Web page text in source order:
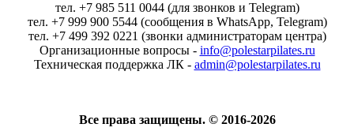
тел. +7 985 511 0044 (для звонков и Telegram)
тел. +7 999 900 5544 (сообщения в WhatsApp, Telegram)
тел. +7 499 392 0221 (звонки администраторам центра)
Организационные вопросы - info@polestarpilates.ru
Техническая поддержка ЛК - admin@polestarpilates.ru
Все права защищены. © 2016-2026